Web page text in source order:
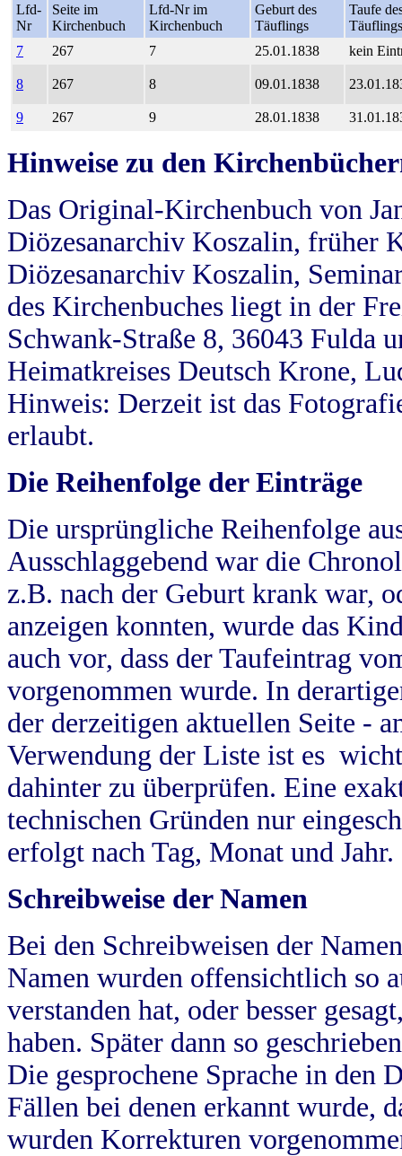
Lfd-
Nr
Seite im
Kirchenbuch
Lfd-Nr im
Kirchenbuch
Geburt des
Täuflings
Taufe
Täuflings
7
267 7 25.01.1838 kein
8 267 8 09.01.1838
9 267 9 28.01.1838
Hinweise zu den
Das Original-Kirchenbuch von
Diözesanarchiv Koszalin, früher
Diözesanarchiv Koszalin,
des Kirchenbuches liegt in der
Schwank-Straße 8, 36043 Fulda
Heimatkreises Deutsch Krone,
Hinweis: Derzeit ist das
erlaubt.
Die Reihenfolge der Einträge
Die ursprüngliche Reihenfolge
Ausschlaggebend war die
z.B. nach der Geburt krank war,
anzeigen konnten, wurde das
auch vor, dass der Taufeintrag
vorgenommen wurde. In
der derzeitigen aktuellen Seite -
Verwendung der Liste ist es
dahinter zu überprüfen. Eine
technischen Gründen nur
erfolgt nach Tag, Monat und Jahr.
Schreibweise der Namen
Bei den Schreibweisen der
Namen wurden offensichtlich so
verstanden hat, oder besser
haben. Später dann so
Die gesprochene Sprache in
Fällen bei denen erkannt wurde,
wurden Korrekturen